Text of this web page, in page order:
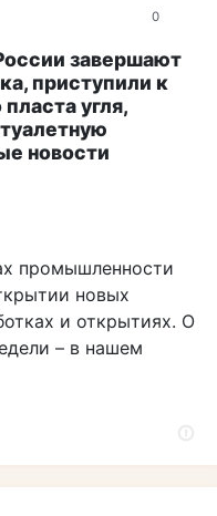
0
завершают
приступили к
угля,
новости
промышленности
новых
и открытиях. О
– в нашем